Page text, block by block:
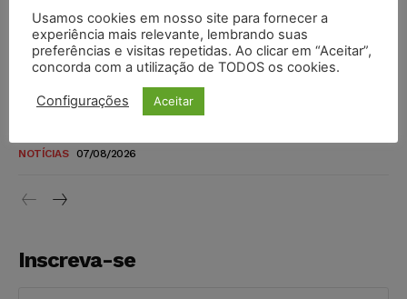
STF amplia isenção de IBS e CBS na compra de veículos
novos para pessoas com deficiência e autistas de todos os
níveis
DIREITO TRIBUTÁRIO 07/08/2026
Justiça do Trabalho mantém justa causa de empregado que
NOTÍCIAS 07/08/2026
Inscreva-se
Usamos cookies em nosso site para fornecer a
experiência mais relevante, lembrando suas
preferências e visitas repetidas. Ao clicar em “Aceitar”,
concorda com a utilização de TODOS os cookies.
Configurações Aceitar